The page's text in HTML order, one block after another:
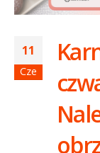
11
Cze